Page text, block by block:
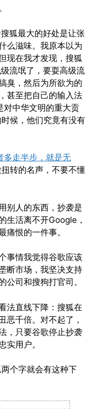
狐最大的好处是让张
么滋味。我原本以为
现在我才发现，搜狐
流氓了，要耍高级流
臭，然后为所欲为的
甚至把自己的输入法
对中华文明的重大贡
候，他们究竟有没有
多走半步，就是无
转的名声，不要不懂
别人的东西，抄袭是
生活离不开Google，
痛恨的一件事。
事情我觉得谷歌应该
断市场，我坚决支持
公司和搜狗打官司。
法直线下降：搜狐在
恶千倍。对不起了，
，只要谷歌停止抄袭
实用户。
个字就会有这种下